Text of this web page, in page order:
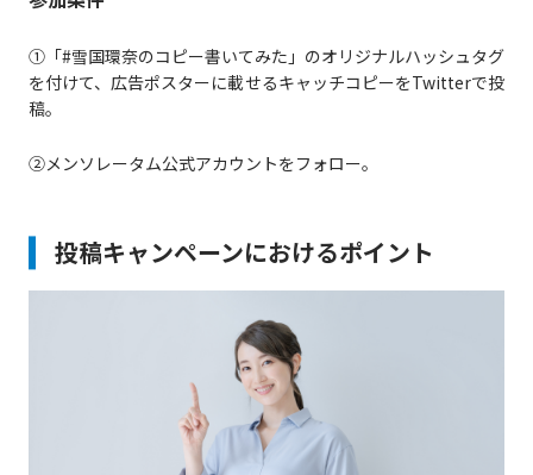
①「#雪国環奈のコピー書いてみた」のオリジナルハッシュタグ
を付けて、広告ポスターに載せるキャッチコピーをTwitterで投
稿。
②メンソレータム公式アカウントをフォロー。
投稿キャンペーンにおけるポイント